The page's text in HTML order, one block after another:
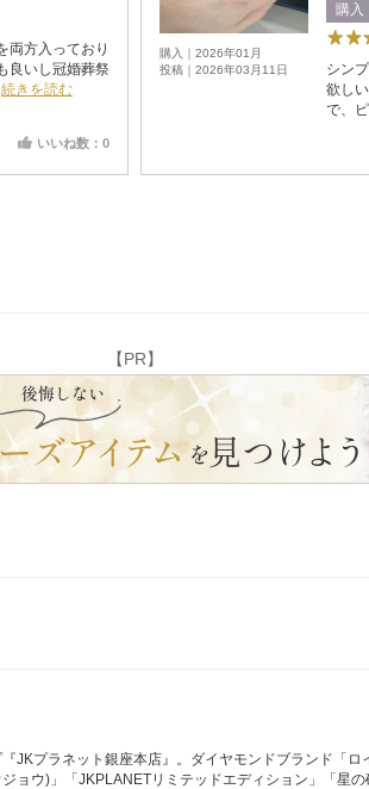
両方入っており
良いし冠婚葬祭
続きを読む
いいね数：0
購入｜2026年01月
投稿｜2026年03月11日
購入
シン
欲し
で、
【PR】
JKプラネット銀座本店』。ダイヤモンドブランド「
ョウ)」「JKPLANETリミテッドエディション」「星